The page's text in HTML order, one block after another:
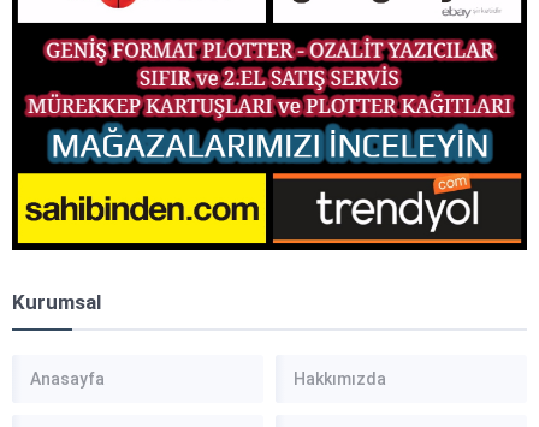
Kurumsal
Anasayfa Hakkımızda